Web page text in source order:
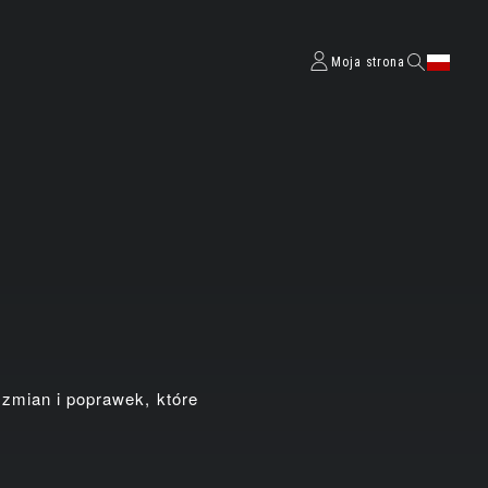
Moja strona
i poprawek, które